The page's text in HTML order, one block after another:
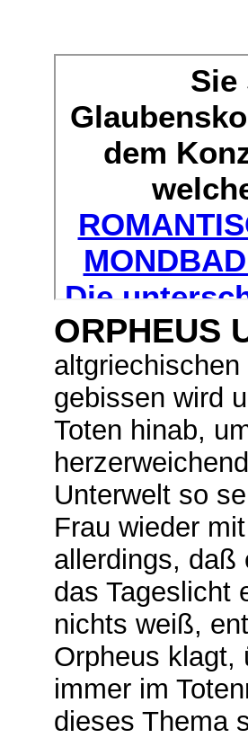
ORPHEUS
altgriechischen
gebissen wird
Toten hinab,
Unterwelt so
Frau wieder
allerdings, daß
das Tageslicht
nichts weiß,
Orpheus klagt,
immer im
dieses Thema